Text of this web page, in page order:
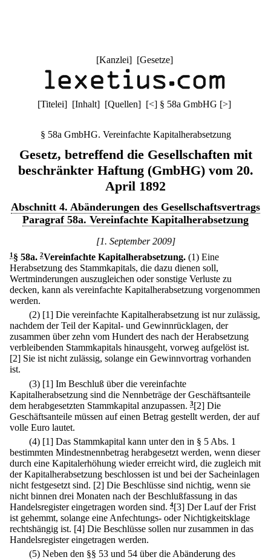
[Kanzlei] [Gesetze]
[Titelei] [Inhalt] [Quellen] [<] § 58a GmbHG [>]
§ 58a GmbHG. Vereinfachte Kapitalherabsetzung
Gesetz, betreffend die Gesellschaften mit
beschränkter Haftung (GmbHG) vom 20.
April 1892
Abschnitt 4. Abänderungen des Gesellschaftsvertrags
Paragraf 58a. Vereinfachte Kapitalherabsetzung
[1. September 2009]
1 § 58a. 2Vereinfachte Kapitalherabsetzung. (1) Eine
Herabsetzung des Stammkapitals, die dazu dienen soll,
Wertminderungen auszugleichen oder sonstige Verluste zu
decken, kann als vereinfachte Kapitalherabsetzung vorgenommen
werden.
(2) [1] Die vereinfachte Kapitalherabsetzung ist nur zulässig,
nachdem der Teil der Kapital- und Gewinnrücklagen, der
zusammen über zehn vom Hundert des nach der Herabsetzung
verbleibenden Stammkapitals hinausgeht, vorweg aufgelöst ist.
[2] Sie ist nicht zulässig, solange ein Gewinnvortrag vorhanden
ist.
(3) [1] Im Beschluß über die vereinfachte
Kapitalherabsetzung sind die Nennbeträge der Geschäftsanteile
dem herabgesetzten Stammkapital anzupassen. 3[2] Die
Geschäftsanteile müssen auf einen Betrag gestellt werden, der auf
volle Euro lautet.
(4) [1] Das Stammkapital kann unter den in § 5 Abs. 1
bestimmten Mindestnennbetrag herabgesetzt werden, wenn dieser
durch eine Kapitalerhöhung wieder erreicht wird, die zugleich mit
der Kapitalherabsetzung beschlossen ist und bei der Sacheinlagen
nicht festgesetzt sind. [2] Die Beschlüsse sind nichtig, wenn sie
nicht binnen drei Monaten nach der Beschlußfassung in das
Handelsregister eingetragen worden sind. 4[3] Der Lauf der Frist
ist gehemmt, solange eine Anfechtungs- oder Nichtigkeitsklage
rechtshängig ist. [4] Die Beschlüsse sollen nur zusammen in das
Handelsregister eingetragen werden.
(5) Neben den §§ 53 und 54 über die Abänderung des